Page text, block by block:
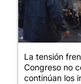
La tensión
Congreso no
continúan los